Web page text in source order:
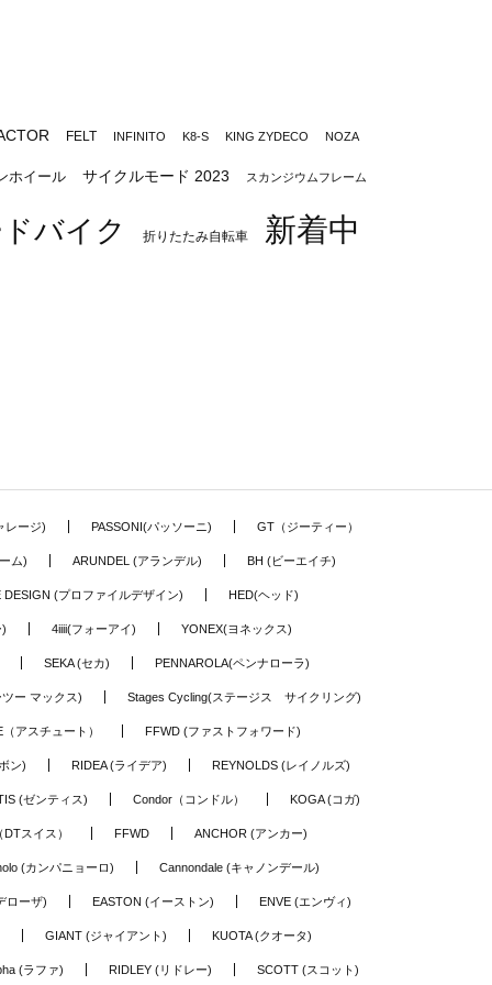
FELT INFINITO K8-S KING ZYDECO NOZA
ホイール サイクルモード 2023 スカンジウムフレーム
バイク 折りたたみ自転車 新着中
レージ) PASSONI(パッソーニ) GT（ジーティー）
ム) ARUNDEL (アランデル) BH (ビーエイチ)
DESIGN (プロファイルデザイン) HED(ヘッド)
4iiii(フォーアイ) YONEX(ヨネックス)
SEKA (セカ) PENNAROLA(ペンナローラ)
ー マックス) Stages Cycling(ステージス サイクリング)
アスチュート） FFWD (ファストフォワード)
ン) RIDEA (ライデア) REYNOLDS (レイノルズ)
(ゼンティス) Condor（コンドル） KOGA (コガ)
スイス） FFWD ANCHOR (アンカー)
(カンパニョーロ) Cannondale (キャノンデール)
ローザ) EASTON (イーストン) ENVE (エンヴィ)
GIANT (ジャイアント) KUOTA (クオータ)
(ラファ) RIDLEY (リドレー) SCOTT (スコット)